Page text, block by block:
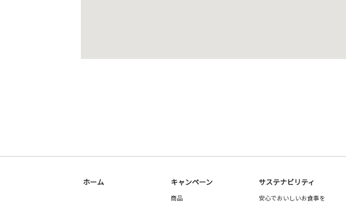
ホーム キャンペーン
商品
サステナビリティ
安心でおいしいお食事を